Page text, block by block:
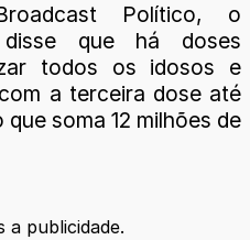
Político, o
disse que há doses
todos os idosos e
a terceira dose até
soma 12 milhões de
a publicidade.